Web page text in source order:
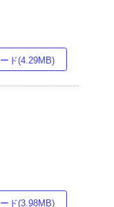
ド(4.29MB)
ド(3.98MB)